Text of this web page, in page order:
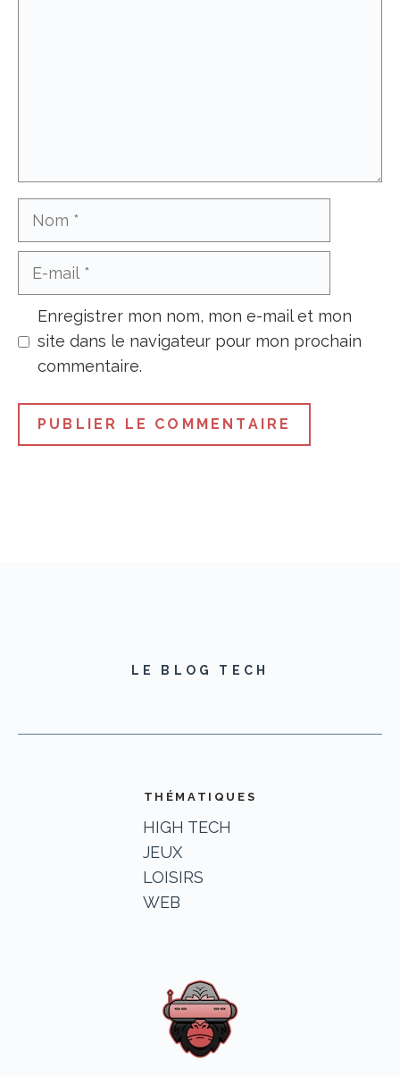
Enregistrer mon nom, mon e-mail et mon
site dans le navigateur pour mon prochain
commentaire.
LE BLOG TECH
THÉMATIQUES
HIGH TECH
JEUX
LOISIRS
WEB